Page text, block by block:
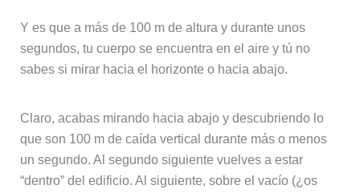
Y es que a más de 100 m de altura y durante unos
segundos, tu cuerpo se encuentra en el aire y tú no
sabes si mirar hacia el horizonte o hacia abajo.
Claro, acabas mirando hacia abajo y descubriendo lo
que son 100 m de caída vertical durante más o menos
un segundo. Al segundo siguiente vuelves a estar
“dentro” del edificio. Al siguiente, sobre el vacío (¿os